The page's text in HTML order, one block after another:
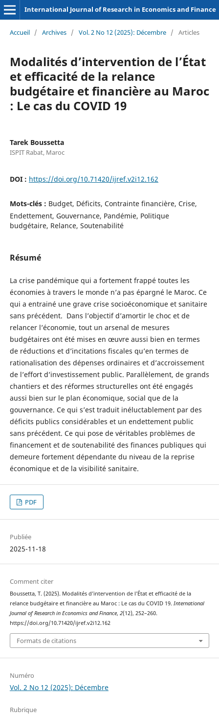
International Journal of Research in Economics and Finance
Accueil / Archives / Vol. 2 No 12 (2025): Décembre / Articles
Modalités d’intervention de l’État
et efficacité de la relance
budgétaire et financière au Maroc
: Le cas du COVID 19
Tarek Boussetta
ISPIT Rabat, Maroc
DOI : https://doi.org/10.71420/ijref.v2i12.162
Mots-clés : Budget, Déficits, Contrainte financière, Crise,
Endettement, Gouvernance, Pandémie, Politique
budgétaire, Relance, Soutenabilité
Résumé
La crise pandémique qui a fortement frappé toutes les
économies à travers le monde n’a pas épargné le Maroc. Ce
qui a entrainé une grave crise socioéconomique et sanitaire
sans précédent. Dans l’objectif d’amortir le choc et de
relancer l’économie, tout un arsenal de mesures
budgétaires ont été mises en œuvre aussi bien en termes
de réductions et d’incitations fiscales qu’en termes de
rationalisation des dépenses ordinaires et d’accroissement
de l’effort d’investissement public. Parallèlement, de grands
chantiers et des réformes structurelles ont été engagés
aussi bien sur le plan économique, social que de la
gouvernance. Ce qui s’est traduit inéluctablement par des
déficits publics considérables et un endettement public
sans précédent. Ce qui pose de véritables problèmes de
financement et de soutenabilité des finances publiques qui
demeure fortement dépendante du niveau de la reprise
économique et de la visibilité sanitaire.
PDF
Publiée
2025-11-18
Comment citer
Boussetta, T. (2025). Modalités d’intervention de l’État et efficacité de la
relance budgétaire et financière au Maroc : Le cas du COVID 19. International
Journal of Research in Economics and Finance, 2(12), 252–260.
https://doi.org/10.71420/ijref.v2i12.162
Formats de citations
Numéro
Vol. 2 No 12 (2025): Décembre
Rubrique